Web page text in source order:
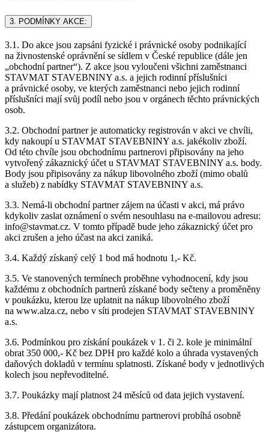
3. PODMÍNKY AKCE:
3.1. Do akce jsou zapsáni fyzické i právnické osoby podnikající
na živnostenské oprávnění se sídlem v České republice (dále jen
„obchodní partner“). Z akce jsou vyloučeni všichni zaměstnanci
STAVMAT STAVEBNINY a.s. a jejich rodinní příslušníci
a právnické osoby, ve kterých zaměstnanci nebo jejich rodinní
příslušníci mají svůj podíl nebo jsou v orgánech těchto právnických
osob.
3.2. Obchodní partner je automaticky registrován v akci ve chvíli,
kdy nakoupí u STAVMAT STAVEBNINY a.s. jakékoliv zboží.
Od této chvíle jsou obchodnímu partnerovi připisovány na jeho
vytvořený zákaznický účet u STAVMAT STAVEBNINY a.s. body.
Body jsou připisovány za nákup libovolného zboží (mimo obalů
a služeb) z nabídky STAVMAT STAVEBNINY a.s.
3.3. Nemá-li obchodní partner zájem na účasti v akci, má právo
kdykoliv zaslat oznámení o svém nesouhlasu na e-mailovou adresu:
info@stavmat.cz. V tomto případě bude jeho zákaznický účet pro
akci zrušen a jeho účast na akci zaniká.
3.4. Každý získaný celý 1 bod má hodnotu 1,- Kč.
3.5. Ve stanovených termínech proběhne vyhodnocení, kdy jsou
každému z obchodních partnerů získané body sečteny a proměněny
v poukázku, kterou lze uplatnit na nákup libovolného zboží
na www.alza.cz, nebo v síti prodejen STAVMAT STAVEBNINY
a.s.
3.6. Podmínkou pro získání poukázek v 1. či 2. kole je minimální
obrat 350 000,- Kč bez DPH pro každé kolo a úhrada vystavených
daňových dokladů v termínu splatnosti. Získané body v jednotlivých
kolech jsou nepřevoditelné.
3.7. Poukázky mají platnost 24 měsíců od data jejich vystavení.
3.8. Předání poukázek obchodnímu partnerovi probíhá osobně
zástupcem organizátora.